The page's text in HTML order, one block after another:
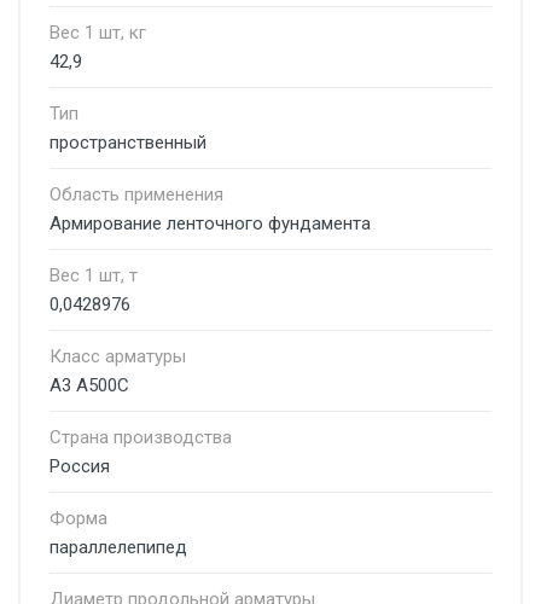
Вес 1 шт, кг
42,9
Тип
пространственный
Область применения
Армирование ленточного фундамента
Вес 1 шт, т
0,0428976
Класс арматуры
А3 А500С
Страна производства
Россия
Форма
параллелепипед
Диаметр продольной арматуры